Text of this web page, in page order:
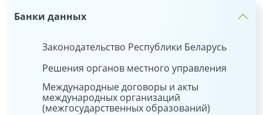
Банки данных
Законодательство Республики Беларусь
Решения органов местного управления
Международные договоры и акты
международных организаций
(межгосударственных образований)